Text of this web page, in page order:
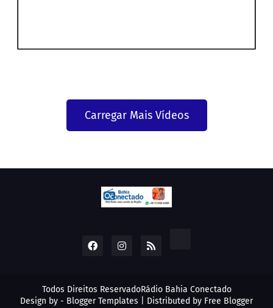
Carregar Mais Vídeos
Todos Direitos ReservadoRádio Bahia Conectado
Design by - Blogger Templates | Distributed by Free Blogger